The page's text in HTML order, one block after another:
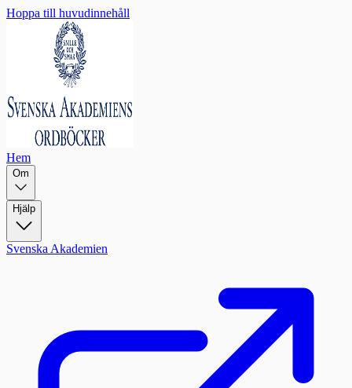
Hoppa till huvudinnehåll
Hem
Om
Hjälp
Svenska Akademien